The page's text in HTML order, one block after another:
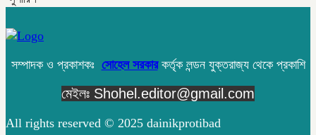
সম্পাদক ও প্রকাশকঃ সোহেল সরকারকর্তৃক লন্ডন যুক্তরাজ্য থেকে প্রকাশি
মেইলঃ Shohel.editor@gmail.com
All rights reserved © 2025 dainikprotibad